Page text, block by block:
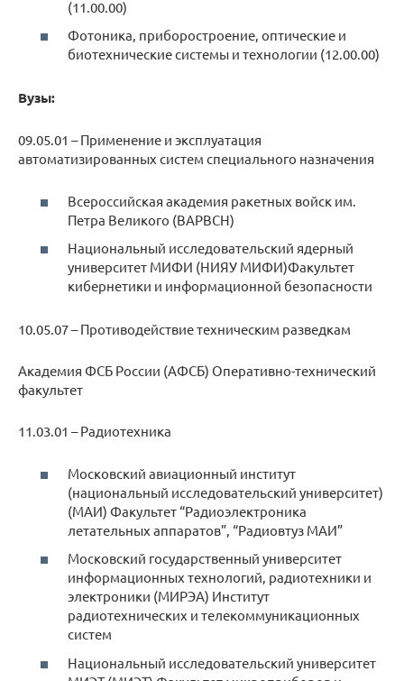
(11.00.00)
Фотоника, приборостроение, оптические и
биотехнические системы и технологии (12.00.00)
Вузы:
09.05.01 – Применение и эксплуатация
автоматизированных систем специального назначения
Всероссийская академия ракетных войск им.
Петра Великого (ВАРВСН)
Национальный исследовательский ядерный
университет МИФИ (НИЯУ МИФИ)Факультет
кибернетики и информационной безопасности
10.05.07 – Противодействие техническим разведкам
Академия ФСБ России (АФСБ) Оперативно-технический
факультет
11.03.01 – Радиотехника
Московский авиационный институт
(национальный исследовательский университет)
(МАИ) Факультет “Радиоэлектроника
летательных аппаратов”, “Радиовтуз МАИ”
Московский государственный университет
информационных технологий, радиотехники и
электроники (МИРЭА) Институт
радиотехнических и телекоммуникационных
систем
Национальный исследовательский университет